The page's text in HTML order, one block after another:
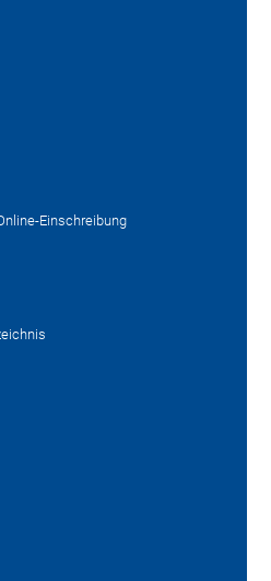
Einschreibung